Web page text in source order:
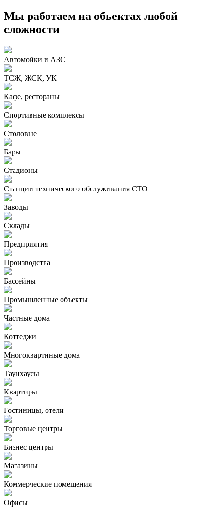
Мы работаем на обьектах любой
сложности
Автомойки и АЗС
ТСЖ, ЖСК, УК
Кафе, рестораны
Спортивные комплексы
Столовые
Бары
Стадионы
Станции технического обслуживания СТО
Заводы
Склады
Предприятия
Производства
Бассейны
Промышленные объекты
Частные дома
Коттеджи
Многоквартиные дома
Таунхаусы
Квартиры
Гостиницы, отели
Торговые центры
Бизнес центры
Магазины
Коммерческие помещения
Офисы